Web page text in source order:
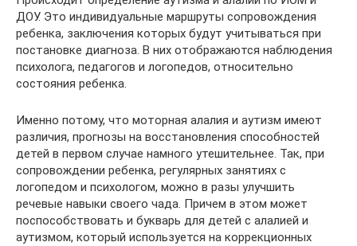
ДОУ. Это индивидуальные маршруты сопровождения
ребенка, заключения которых будут учитываться при
постановке диагноза. В них отображаются наблюдения
психолога, педагогов и логопедов, относительно
состояния ребенка.
Именно потому, что моторная алалия и аутизм имеют
различия, прогнозы на восстановления способностей
детей в первом случае намного утешительнее. Так, при
сопровождении ребенка, регулярных занятиях с
логопедом и психологом, можно в разы улучшить
речевые навыки своего чада. Причем в этом может
поспособствовать и букварь для детей с алалией и
аутизмом, который используется на коррекционных